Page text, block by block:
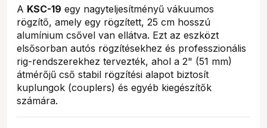
A KSC-19 egy nagyteljesítményű vákuumos
rögzítő, amely egy rögzített, 25 cm hosszú
alumínium csővel van ellátva. Ezt az eszközt
elsősorban autós rögzítésekhez és professzionális
rig-rendszerekhez tervezték, ahol a 2" (51 mm)
átmérőjű cső stabil rögzítési alapot biztosít
kuplungok (couplers) és egyéb kiegészítők
számára.